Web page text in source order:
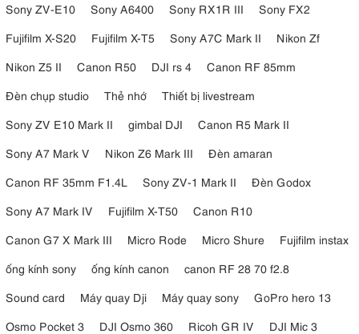
Sony ZV-E10
Sony A6400 Sony RX1R III
Sony FX2
Fujifilm X-S20
Fujifilm X-T5 Sony A7C Mark II
Nikon Zf
Nikon Z5 II
Canon R50 DJI rs 4
Canon RF 85mm
Đèn chụp studio
Thẻ nhớ
Thiết bị livestream
Sony ZV E10 Mark II
gimbal DJI
Canon R5 Mark II
Sony A7 Mark V
Nikon Z6 Mark III
Đèn amaran
Canon RF 35mm F1.4L
Sony ZV-1 Mark II
Đèn Godox
Sony A7 Mark IV
Fujifilm X-T50
Canon R10
Canon G7 X Mark III
Micro Rode Micro Shure
Fujifilm instax
ống kính sony
ống kính canon
canon RF 28 70 f2.8
Sound card
Máy quay Dji Máy quay sony
GoPro hero 13
Osmo Pocket 3
DJI Osmo 360 Ricoh GR IV
DJI Mic 3